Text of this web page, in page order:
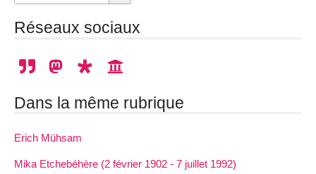
Réseaux sociaux
Dans la même rubrique
Erich Mühsam
Mika Etchebéhère (2 février 1902 - 7 juillet 1992)